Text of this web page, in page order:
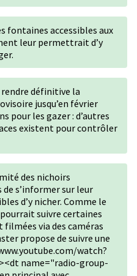
fontaines accessibles aux
leur permettrait d’y
définitive la
jusqu’en février
pour les gazer : d’autres
existent pour contrôler
des nichoirs
s’informer sur leur
d’y nicher. Comme le
suivre certaines
filmées via des caméras
propose de suivre une
watch?
name="radio-group-